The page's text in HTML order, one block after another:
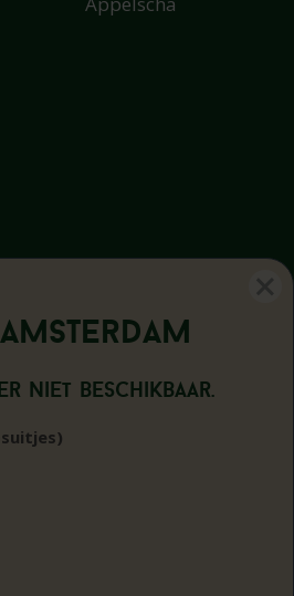
Cookiebeleid
Amsterdam
niet beschikbaar.